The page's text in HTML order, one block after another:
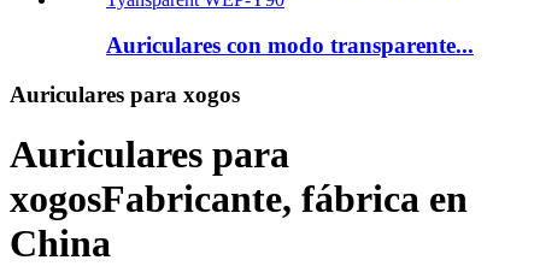
Auriculares con modo transparente...
Auriculares para xogos
Auriculares para
xogosFabricante, fábrica en
China